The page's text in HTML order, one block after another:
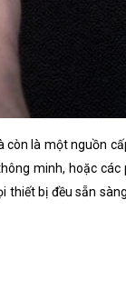
là một nguồn
minh, hoặc
bị đều sẵn